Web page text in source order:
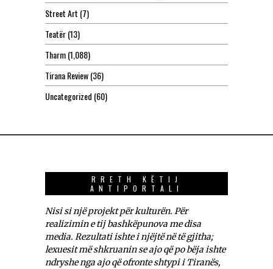
Street Art (7)
Teatër(13)
Tharm(1,088)
Tirana Review(36)
Uncategorized (60)
RRETH KËTIJ
ANTIPORTALI
Nisi si një projekt për kulturën. Për
realizimin e tij bashkëpunova me disa
media. Rezultati ishte i njëjtë në të gjitha;
lexuesit më shkruanin se ajo që po bëja ishte
ndryshe nga ajo që ofronte shtypi i Tiranës,